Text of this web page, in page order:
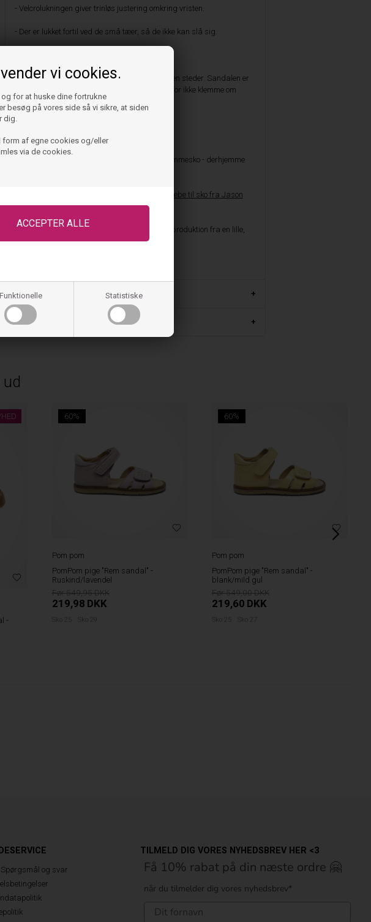
vi cookies.
for at huske dine fortrukne
besøg på vores side så vi sikre, at siden
dig.
form af egne cookies og/eller
via de cookies.
Funktionelle Statistiske
- Velcrolukningen giver trinløs justering omkring vristen.
- Der er lukket fortil ved de små tæer, så de ikke kan slå sig.
- Meget sund for foden, som ikke klemmes nogen steder. Sandalen er
fast forankret rundt om anklen og behøver derfor ikke klemme om
foden eller tæerne.
- Syet i bedste kvalitet.
Før og efter sommeren kan de bruges som hjemmesko - derhjemme
luksus sæbe til sko fra Jason
Markk
PomPom er et unikt skomærke med ansvarlig produktion fra en lille,
familieejet fabrik i Portugal.
Vask og pleje
Størrelse og pasform
-
60%
Pom pom
PomPom pige "Rem sandal" -
Ruskind/lavendel
549,95
219,98 DKK
Sko 29
60%
Pom pom
PomPom pige "Rem sandal" -
blank/mild gul
549,00
219,60 DKK
Spørgsmål og svar
TILMELD DIG VORES NYHEDSBREV HER <3
Få 10% rabat på din næste ordre 🤗
når du tilmelder dig vores nyhedsbrev*